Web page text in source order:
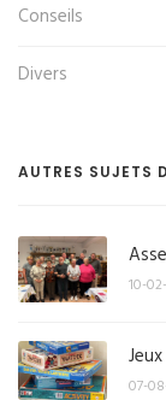
Conseils
Divers
AUTRES SUJETS
10-
07-